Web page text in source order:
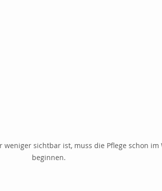
weniger sichtbar ist, muss die Pflege schon im
beginnen.